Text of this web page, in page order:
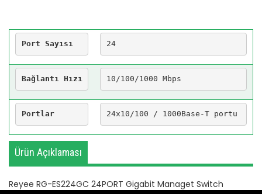
Port Sayısı 24
Bağlantı Hızı 10/100/1000 Mbps
Portlar 24x10/100 / 1000Base-T portu
Ürün Açıklaması
Reyee RG-ES224GC 24PORT Gigabit Managet Switch